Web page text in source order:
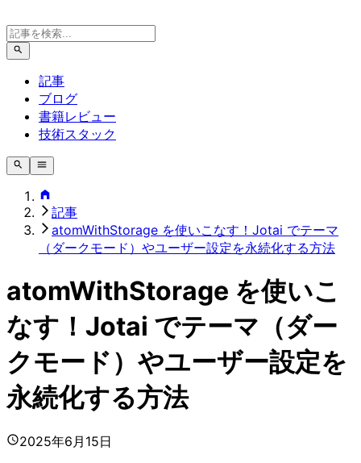
記事
ブログ
書籍レビュー
技術スタック
記事
atomWithStorage を使いこなす！Jotai でテーマ
（ダークモード）やユーザー設定を永続化する方法
atomWithStorage を使いこ
なす！Jotai でテーマ（ダー
クモード）やユーザー設定を
永続化する方法
2025年6月15日